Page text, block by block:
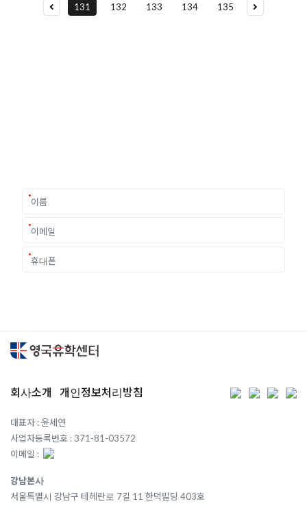
131 132 133 134 135
회사소개 개인정보처리방침
대표자 : 윤세연
사업자등록번호 : 371-81-03572
이메일 :
강남본사
서울특별시 강남구 테헤란로 7길 11 한덕빌딩 403호